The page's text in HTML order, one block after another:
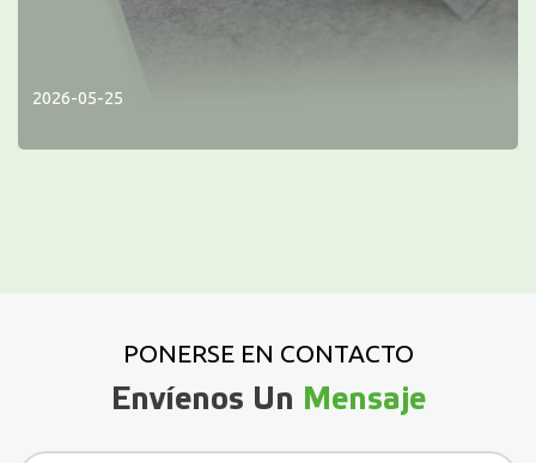
2026-05-25
PONERSE EN CONTACTO
Envíenos Un Mensaje